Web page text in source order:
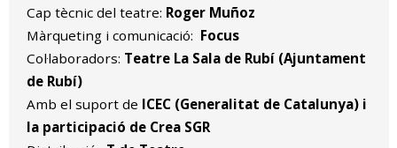
Cap tècnic del teatre: Roger Muñoz
Màrqueting i comunicació: Focus
Col·laboradors: Teatre La Sala de Rubí (Ajuntament
de Rubí)
Amb el suport de ICEC (Generalitat de Catalunya) i
la participació de Crea SGR